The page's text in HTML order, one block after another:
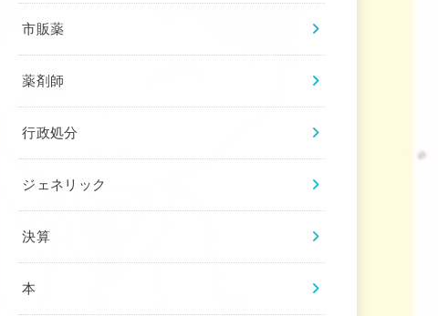
市販薬
薬剤師
行政処分
ジェネリック
決算
本